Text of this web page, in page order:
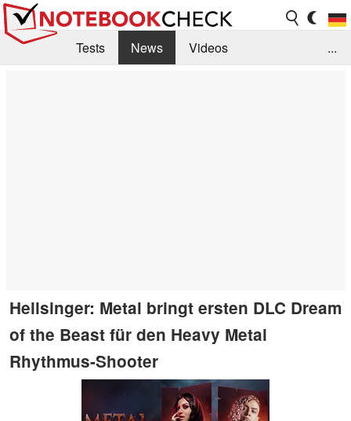
Tests News
Videos
...
Hellsinger: Metal bringt ersten DLC Dream
of the Beast für den Heavy Metal
Rhythmus-Shooter